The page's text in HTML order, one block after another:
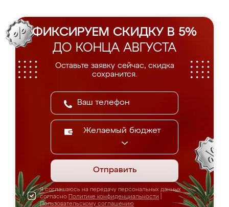
ФИКСИРУЕМ СКИДКУ В 5%
ДО КОНЦА АВГУСТА
Оставьте заявку сейчас, скидка
сохранится.
Желаемый бюджет
Отправить
Я соглашаюсь на передачу персональных данных
согласно Политике конфиденциальности
Пользовательскому соглашению